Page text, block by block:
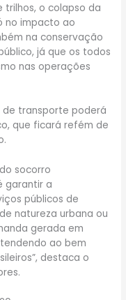
trilhos, o colapso da
no impacto ao
na conservação
já que os todos
nas operações
de transporte poderá
que ficará refém de
socorro
garantir a
públicos de
natureza urbana ou
gerada em
ao bem
destaca o